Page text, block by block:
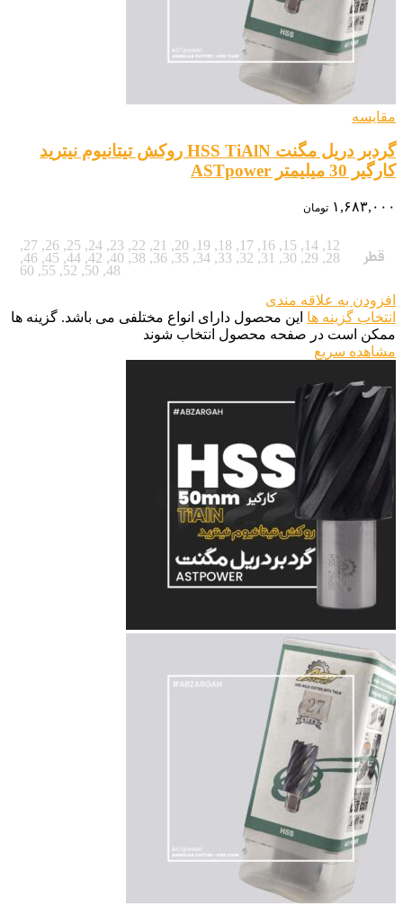
مقایسه
گردبر دریل مگنت HSS TiAlN روکش تیتانیوم نیترید
کارگیر 30 میلیمتر ASTpower
۱,۶۸۳,۰۰۰ تومان
قطر
12
,
14
,
15
,
16
,
17
,
18
,
19
,
20
,
21
,
22
,
23
,
24
,
25
,
26
,
27
,
28
,
29
,
30
,
31
,
32
,
33
,
34
,
35
,
36
,
38
,
40
,
42
,
44
,
45
,
46
,
48
,
50
,
52
,
55
,
60
افزودن به علاقه مندی
انتخاب گزینه ها این محصول دارای انواع مختلفی می باشد. گزینه ها
ممکن است در صفحه محصول انتخاب شوند
مشاهده سریع